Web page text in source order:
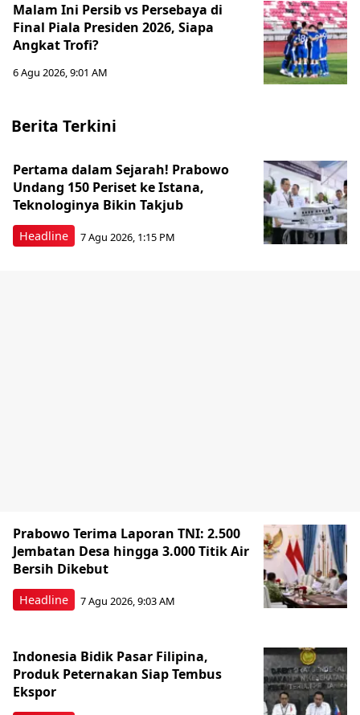
Malam Ini Persib vs Persebaya di
Final Piala Presiden 2026, Siapa
Angkat Trofi?
6 Agu 2026, 9:01 AM
Berita Terkini
Headline
Pertama dalam Sejarah! Prabowo
Undang 150 Periset ke Istana,
Teknologinya Bikin Takjub
7 Agu 2026, 1:15 PM
Headline
Prabowo Terima Laporan TNI: 2.500
Jembatan Desa hingga 3.000 Titik Air
Bersih Dikebut
7 Agu 2026, 9:03 AM
Indonesia Bidik Pasar Filipina,
Produk Peternakan Siap Tembus
Ekspor